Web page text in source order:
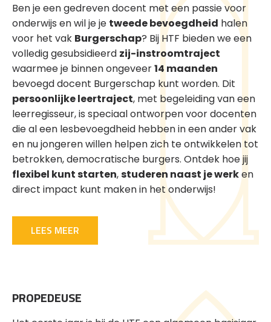
Ben je een gedreven docent met een passie voor
onderwijs en wil je je tweede bevoegdheid halen
voor het vak Burgerschap? Bij HTF bieden we een
volledig gesubsidieerd zij-instroomtraject
waarmee je binnen ongeveer14 maanden
bevoegd docent Burgerschap kunt worden. Dit
persoonlijke leertraject, met begeleiding van een
leerregisseur, is speciaal ontworpen voor docenten
die al een lesbevoegdheid hebben in een ander vak
en nu jongeren willen helpen zich te ontwikkelen tot
betrokken, democratische burgers. Ontdek hoe jij
flexibel kunt starten,studeren naast je werken
direct impact kunt maken in het onderwijs!
LEES MEER
PROPEDEUSE